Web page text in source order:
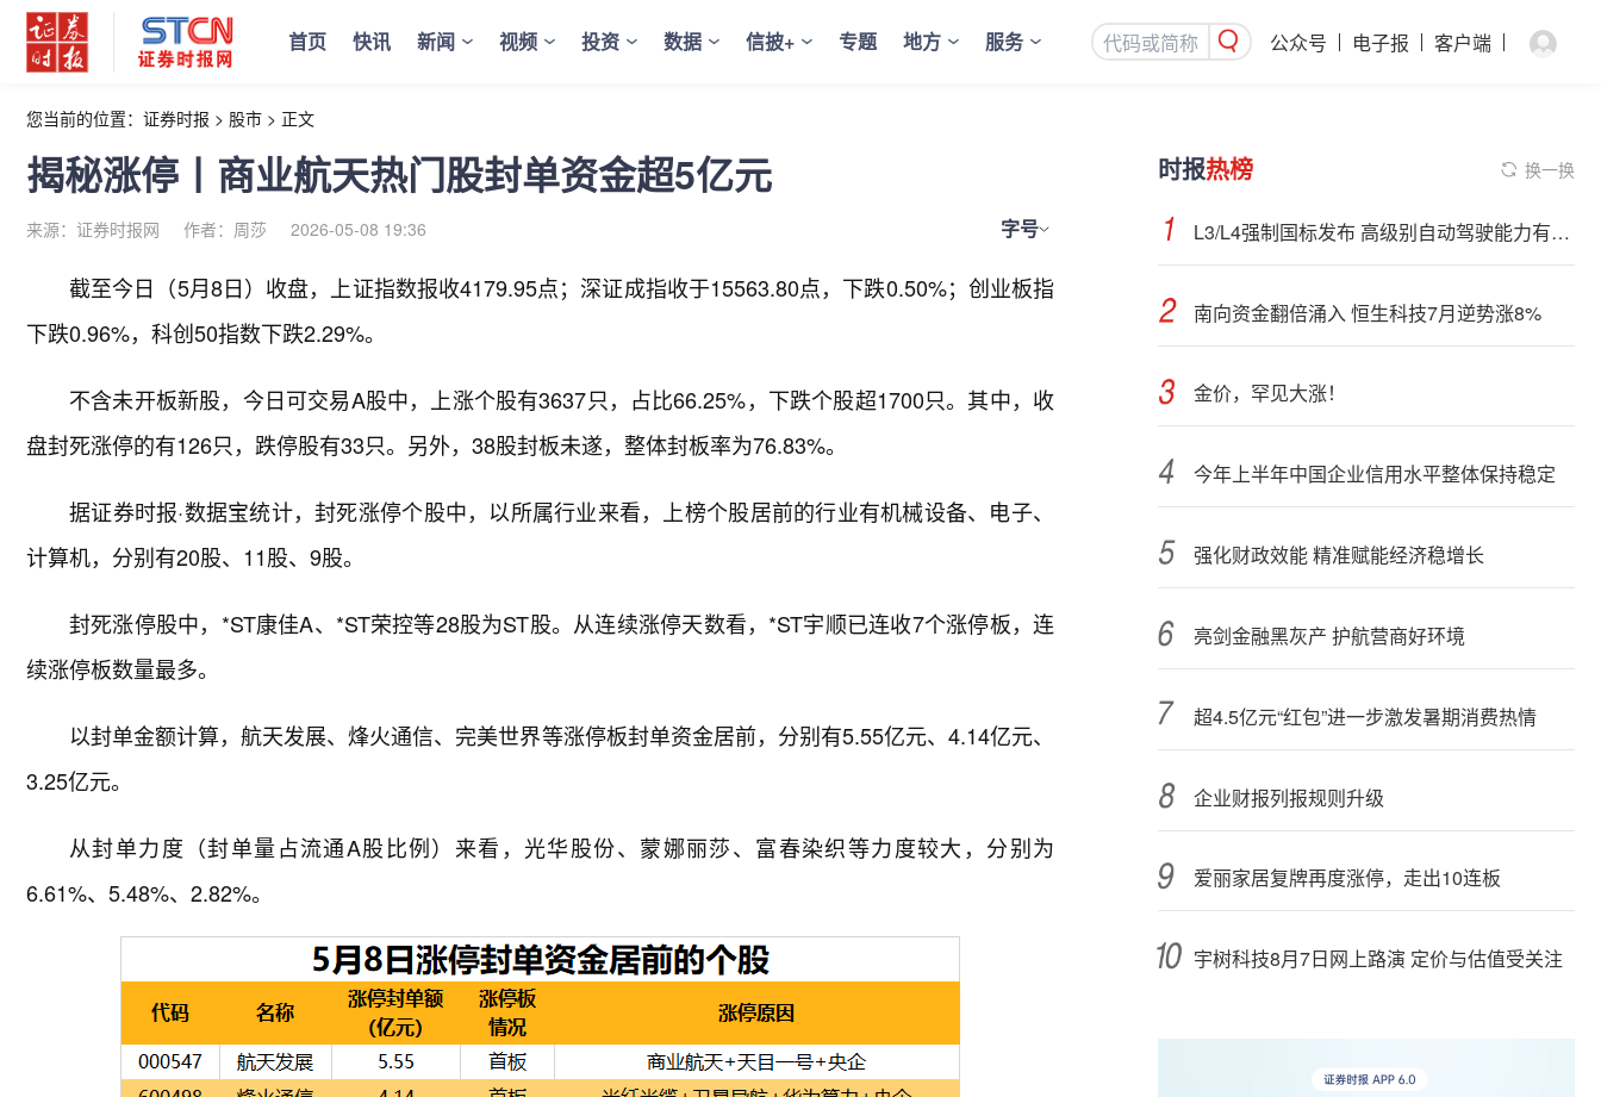
首页 快讯 新闻 视频 投资 数据 信披+ 专题 地方 服务 公众号 电子报 客户端
您当前的位置： 证券时报 > 股市 > 正文
揭秘涨停丨商业航天热门股封单资金超5亿元
来源：证券时报网 作者：周莎 2026-05-08 19:36 字号
截至今日（5月8日）收盘，上证指数报收4179.95点；深证成指收于15563.80点，下跌0.50%；创业板指
下跌0.96%，科创50指数下跌2.29%。
不含未开板新股，今日可交易A股中，上涨个股有3637只，占比66.25%，下跌个股超1700只。其中，收
盘封死涨停的有126只，跌停股有33只。另外，38股封板未遂，整体封板率为76.83%。
据证券时报·数据宝统计，封死涨停个股中，以所属行业来看，上榜个股居前的行业有机械设备、电子、
计算机，分别有20股、11股、9股。
封死涨停股中，*ST康佳A、*ST荣控等28股为ST股。从连续涨停天数看，*ST宇顺已连收7个涨停板，连
续涨停板数量最多。
以封单金额计算，航天发展、烽火通信、完美世界等涨停板封单资金居前，分别有5.55亿元、4.14亿元、
3.25亿元。
从封单力度（封单量占流通A股比例）来看，光华股份、蒙娜丽莎、富春染织等力度较大，分别为
6.61%、5.48%、2.82%。
时报热榜 换一换
L3/L4强制国标发布 高级别自动驾驶能力有望看齐“老司机”
南向资金翻倍涌入 恒生科技7月逆势涨8%
金价，罕见大涨！
今年上半年中国企业信用水平整体保持稳定
强化财政效能 精准赋能经济稳增长
亮剑金融黑灰产 护航营商好环境
超4.5亿元“红包”进一步激发暑期消费热情
企业财报列报规则升级
爱丽家居复牌再度涨停，走出10连板
宇树科技8月7日网上路演 定价与估值受关注